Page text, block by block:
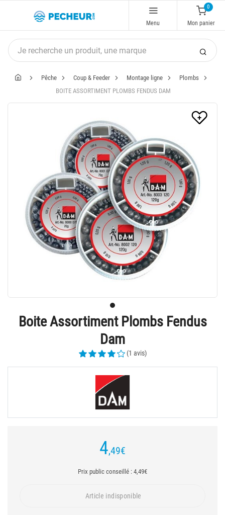
Menu
0
Mon panier
Pêche Coup & Feeder Montage ligne
Plombs
BOITE ASSORTIMENT PLOMBS FENDUS DAM
Boite Assortiment Plombs Fendus
Dam
(1 avis)
4,49€
Prix public conseillé : 4,49€
Article indisponible